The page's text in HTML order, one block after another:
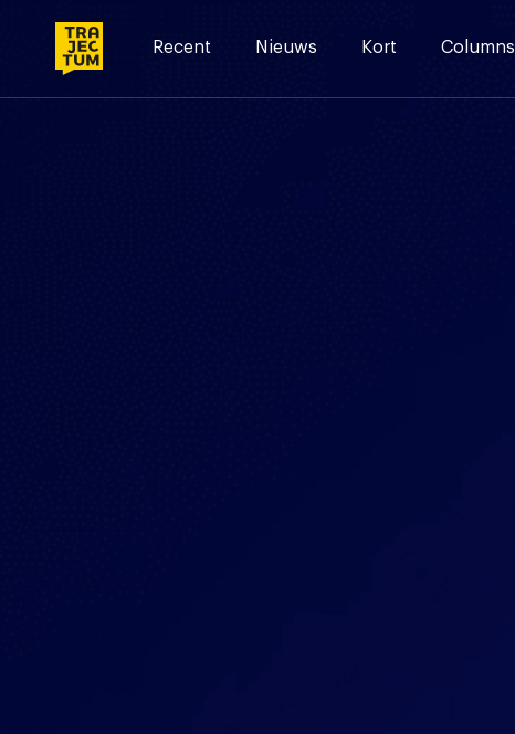
Recent Nieuws Kort Columns